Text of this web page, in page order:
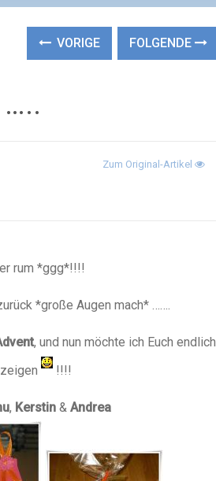
VORIGE FOLGENDE
Zum Original-Artikel
rum *ggg*!!!!
*große Augen mach* …….
, und nun möchte ich Euch endlich
!!!!
, Kerstin & Andrea